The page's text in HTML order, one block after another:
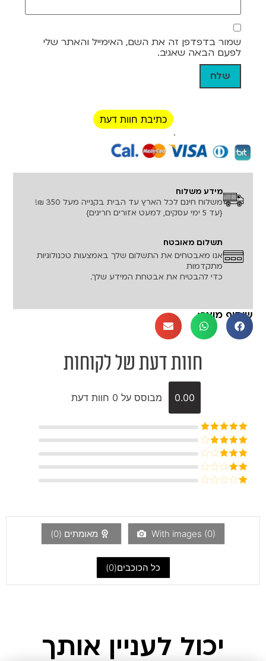
שמור בדפדפן זה את השם, האימייל והאתר שלי
לפעם הבאה שאגיב.
כתיבת חוות דעת
רכישה מאובטחת!
מידע משלוח
משלוח חינם לכל הארץ עד הבית בקנייה מעל 350 ₪!
{עד 5 ימי עסקים, למעט אזורים חריגים}
תשלום מאובטח
אנו מאבטחים את התשלום שלך באמצעות טכנולוגיות
מתקדמות
כדי להבטיח את אבטחת המידע שלך.
שיתוף מוצר:
חוות דעת של לקוחות
0.00 מבוסס על 0 חוות דעת
דורג5מתוך
5
דורג4
דורג3
מתוך 5
דורג
5
With images (0) מאומתים (0
)
כל הכוכבים(0
)
יכול לעניין אותך